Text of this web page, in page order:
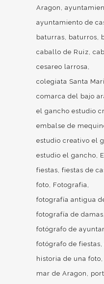
Aragon
ayuntamiento de
baturras
baturros
caballo de Ruiz
cesareo larrosa
colegiata Santa
comarca del bajo
el gancho estudio
embalse de
estudio creativo el
estudio el gancho
fiestas fiestas de
foto
Fotografia
fotografía antigua
fotografía de damas
fotógrafo de
fotógrafo de fiestas
historia de una foto
mar de Aragon